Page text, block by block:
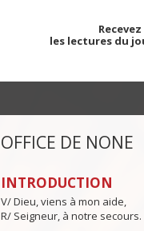
les lectures du
OFFICE DE NONE
INTRODUCTION
V/ Dieu, viens à mon aide,
R/ Seigneur, à notre secours.